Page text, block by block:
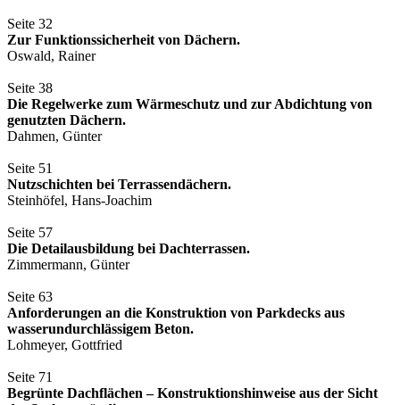
Seite 32
Zur Funktionssicherheit von Dächern.
Oswald, Rainer
Seite 38
Die Regelwerke zum Wärmeschutz und zur Abdichtung von
genutzten Dächern.
Dahmen, Günter
Seite 51
Nutzschichten bei Terrassendächern.
Steinhöfel, Hans-Joachim
Seite 57
Die Detailausbildung bei Dachterrassen.
Zimmermann, Günter
Seite 63
Anforderungen an die Konstruktion von Parkdecks aus
wasserundurchlässigem Beton.
Lohmeyer, Gottfried
Seite 71
Begrünte Dachflächen – Konstruktionshinweise aus der Sicht